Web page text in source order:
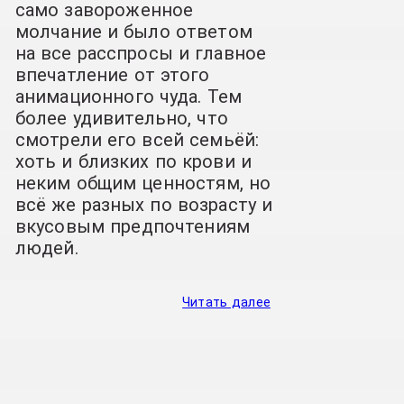
само завороженное
молчание и было ответом
на все расспросы и главное
впечатление от этого
анимационного чуда. Тем
более удивительно, что
смотрели его всей семьёй:
хоть и близких по крови и
неким общим ценностям, но
всё же разных по возрасту и
вкусовым предпочтениям
людей.
Читать далее